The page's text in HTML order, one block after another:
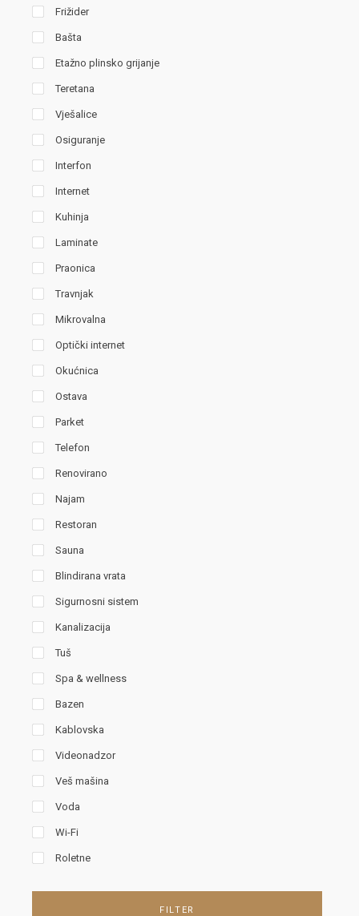
Frižider
Bašta
Etažno plinsko grijanje
Teretana
Vješalice
Osiguranje
Interfon
Internet
Kuhinja
Laminate
Praonica
Travnjak
Mikrovalna
Optički internet
Okućnica
Ostava
Parket
Telefon
Renovirano
Najam
Restoran
Sauna
Blindirana vrata
Sigurnosni sistem
Kanalizacija
Tuš
Spa & wellness
Bazen
Kablovska
Videonadzor
Veš mašina
Voda
Wi-Fi
Roletne
FILTER